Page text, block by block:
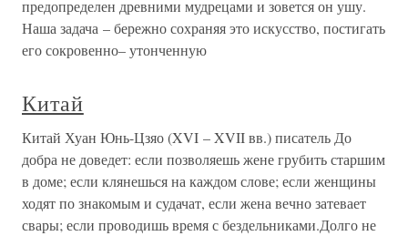
предопределен древними мудрецами и зовется он ушу.
Наша задача – бережно сохраняя это искусство, постигать
его сокровенно– утонченную
Китай
Китай Хуан Юнь-Цзяо (XVI – XVII вв.) писатель До
добра не доведет: если позволяешь жене грубить старшим
в доме; если клянешься на каждом слове; если женщины
ходят по знакомым и судачат, если жена вечно затевает
свары; если проводишь время с бездельниками.Долго не